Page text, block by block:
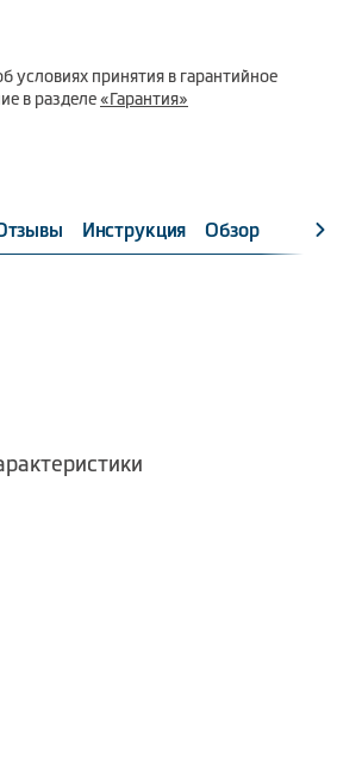
условиях принятия в гарантийное
в разделе«Гарантия»
Инструкция Обзор